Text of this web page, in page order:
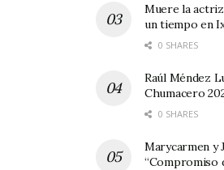
Muere la
un tiempo en
0 SHARES
Raúl Méndez
Chumacero
0 SHARES
Marycarmen y
“Compromiso